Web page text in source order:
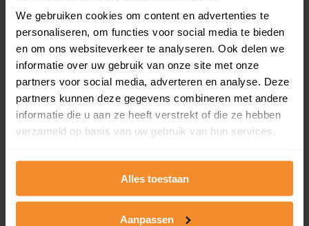
We gebruiken cookies om content en advertenties te
personaliseren, om functies voor social media te bieden
en om ons websiteverkeer te analyseren. Ook delen we
informatie over uw gebruik van onze site met onze
partners voor social media, adverteren en analyse. Deze
partners kunnen deze gegevens combineren met andere
informatie die u aan ze heeft verstrekt of die ze hebben
verzameld op basis van uw gebruik van hun services.
Alles toestaan
Aanpassen
T/m 1945
24%
2008 of later
15%